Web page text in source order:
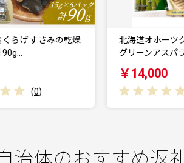
げ すさみの乾燥
(0 )
北海道オホーツク小
グリーンアスパラ(2…
￥14,000
(0 )